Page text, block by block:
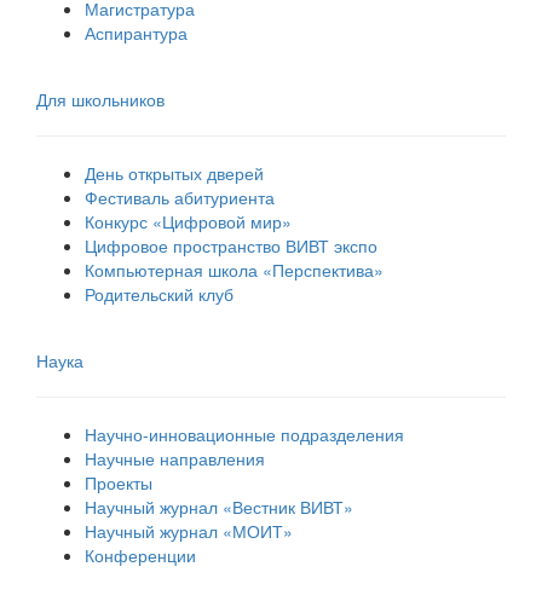
Магистратура
Аспирантура
Для школьников
День открытых дверей
Фестиваль абитуриента
Конкурс «Цифровой мир»
Цифровое пространство ВИВТ экспо
Компьютерная школа «Перспектива»
Родительский клуб
Наука
Научно-инновационные подразделения
Научные направления
Проекты
Научный журнал «Вестник ВИВТ»
Научный журнал «МОИТ»
Конференции